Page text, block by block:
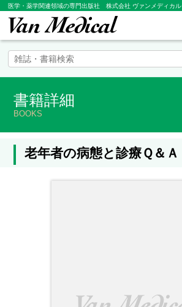
医学・薬学関連領域の専門出版社 株式会社 ヴァンメディカル
書籍詳細
BOOKS
老年者の病態と診療Ｑ＆Ａ